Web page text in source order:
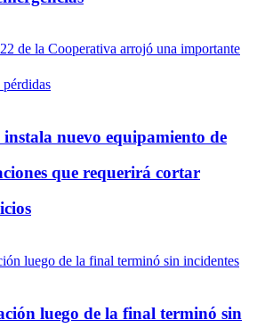
nuevo equipamiento de
que requerirá cortar
luego de la final terminó sin